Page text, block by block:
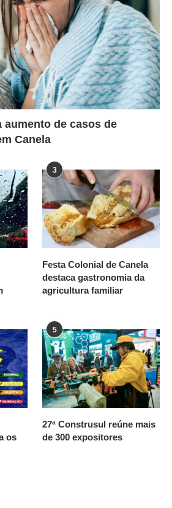
aumento de casos de
Canela
3
Festa Colonial de Canela
destaca gastronomia da
agricultura familiar
os
5
27ª Construsul reúne mais
de 300 expositores